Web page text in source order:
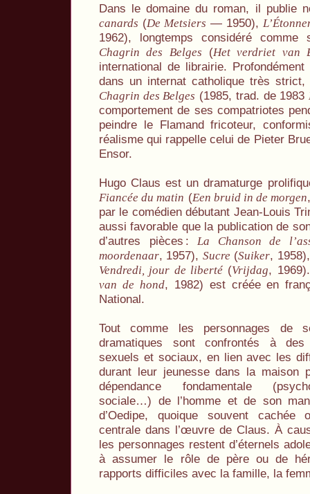
Dans le domaine du roman, il publie
canards (De Metsiers — 1950),
1962), longtemps considéré
Chagrin des Belges (Het verdriet van
international de librairie.
dans un internat catholique très
Chagrin des Belges (1985, trad. de 1983
comportement de ses compatriotes
peindre le Flamand fricoteur,
réalisme qui rappelle celui de Pieter
Ensor.
Hugo Claus est un dramaturge
Fiancée du matin (Een bruid in de morgen
par le comédien débutant Jean-Louis
aussi favorable que la publication de
d’autres pièces : La Chanson de
moordenaar, 1957), Sucre (Suiker,
Vendredi, jour de liberté(Vrijdag,
van de hond, 1982) est créée en
National.
Tout comme les personnages de
dramatiques sont confrontés à des
sexuels et sociaux, en lien avec les
durant leur jeunesse dans la maison
dépendance fondamentale
sociale…) de l’homme et de son
d’Oedipe, quoique souvent
centrale dans l’œuvre de Claus. À
les personnages restent d’éternels
à assumer le rôle de père ou de
rapports difficiles avec la famille, la